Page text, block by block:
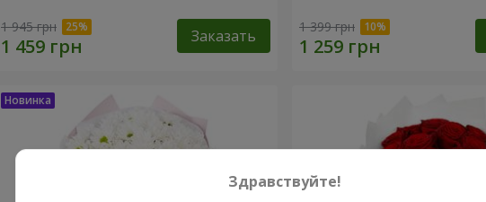
1 945 грн Заказать 1 399 грн
Здравствуйте!